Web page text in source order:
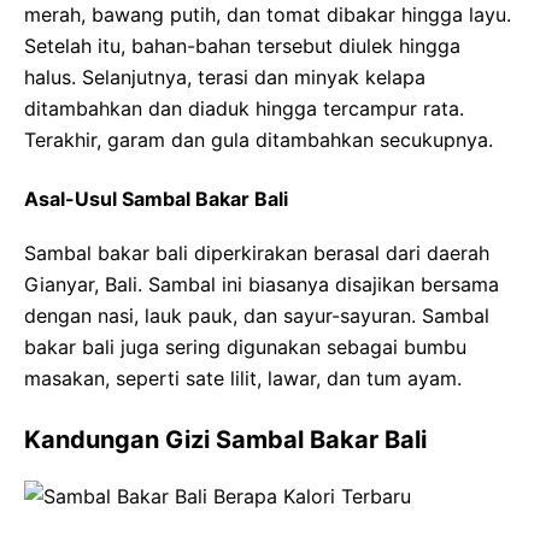
merah, bawang putih, dan tomat dibakar hingga layu.
Setelah itu, bahan-bahan tersebut diulek hingga
halus. Selanjutnya, terasi dan minyak kelapa
ditambahkan dan diaduk hingga tercampur rata.
Terakhir, garam dan gula ditambahkan secukupnya.
Asal-Usul Sambal Bakar Bali
Sambal bakar bali diperkirakan berasal dari daerah
Gianyar, Bali. Sambal ini biasanya disajikan bersama
dengan nasi, lauk pauk, dan sayur-sayuran. Sambal
bakar bali juga sering digunakan sebagai bumbu
masakan, seperti sate lilit, lawar, dan tum ayam.
Kandungan Gizi Sambal Bakar Bali